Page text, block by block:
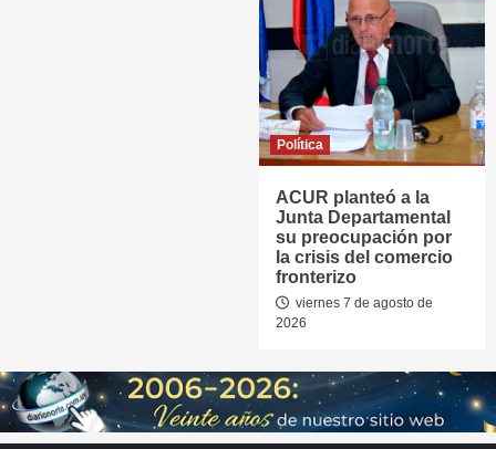
Política
ACUR planteó a la
Junta Departamental
su preocupación por
la crisis del comercio
fronterizo
viernes 7 de agosto de
2026